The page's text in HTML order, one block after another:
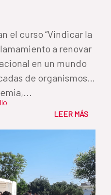
el curso “Vindicar la
a renovar
en un mundo
de organismos
LEER MÁS